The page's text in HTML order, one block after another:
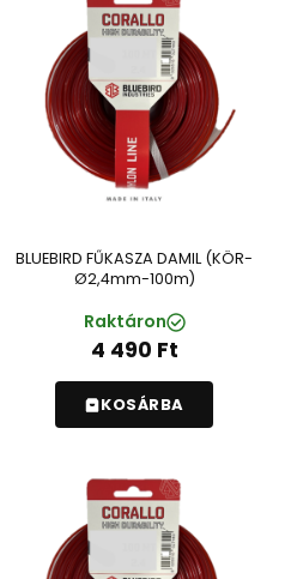
BLUEBIRD FŰKASZA DAMIL (KÖR-
Ø2,4mm-100m)
Raktáron
4 490 Ft
KOSÁRBA